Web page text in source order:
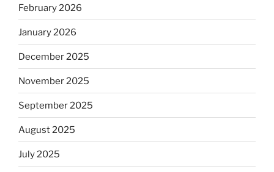
February 2026
January 2026
December 2025
November 2025
September 2025
August 2025
July 2025